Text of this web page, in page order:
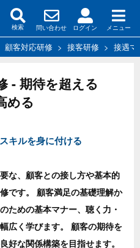
検索 問い合わせ ログイン メニュー
顧客対応研修 > 接客研修 > 接遇マ
- 期待を超える
める
キルを身に付ける
な、顧客との接し方や基本的
です。 顧客満足の基礎理解か
ための基本マナー、聴く力・
広く学びます。 顧客の期待を
好な関係構築を目指せます。